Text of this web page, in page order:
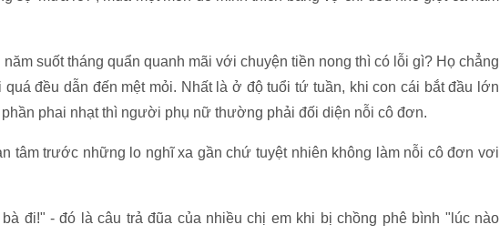
suốt tháng quẩn quanh mãi với chuyện tiền nong thì có lỗi gì? Họ chẳng
đều dẫn đến mệt mỏi. Nhất là ở độ tuổi tứ tuần, khi con cái bắt đầu lớn
phai nhạt thì người phụ nữ thường phải đối diện nỗi cô đơn.
tâm trước những lo nghĩ xa gần chứ tuyệt nhiên không làm nỗi cô đơn vơi
đi!" - đó là câu trả đũa của nhiều chị em khi bị chồng phê bình "lúc nào